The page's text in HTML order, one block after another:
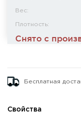
Вес:
Плотность:
Снято с
Бесплатная
Свойства